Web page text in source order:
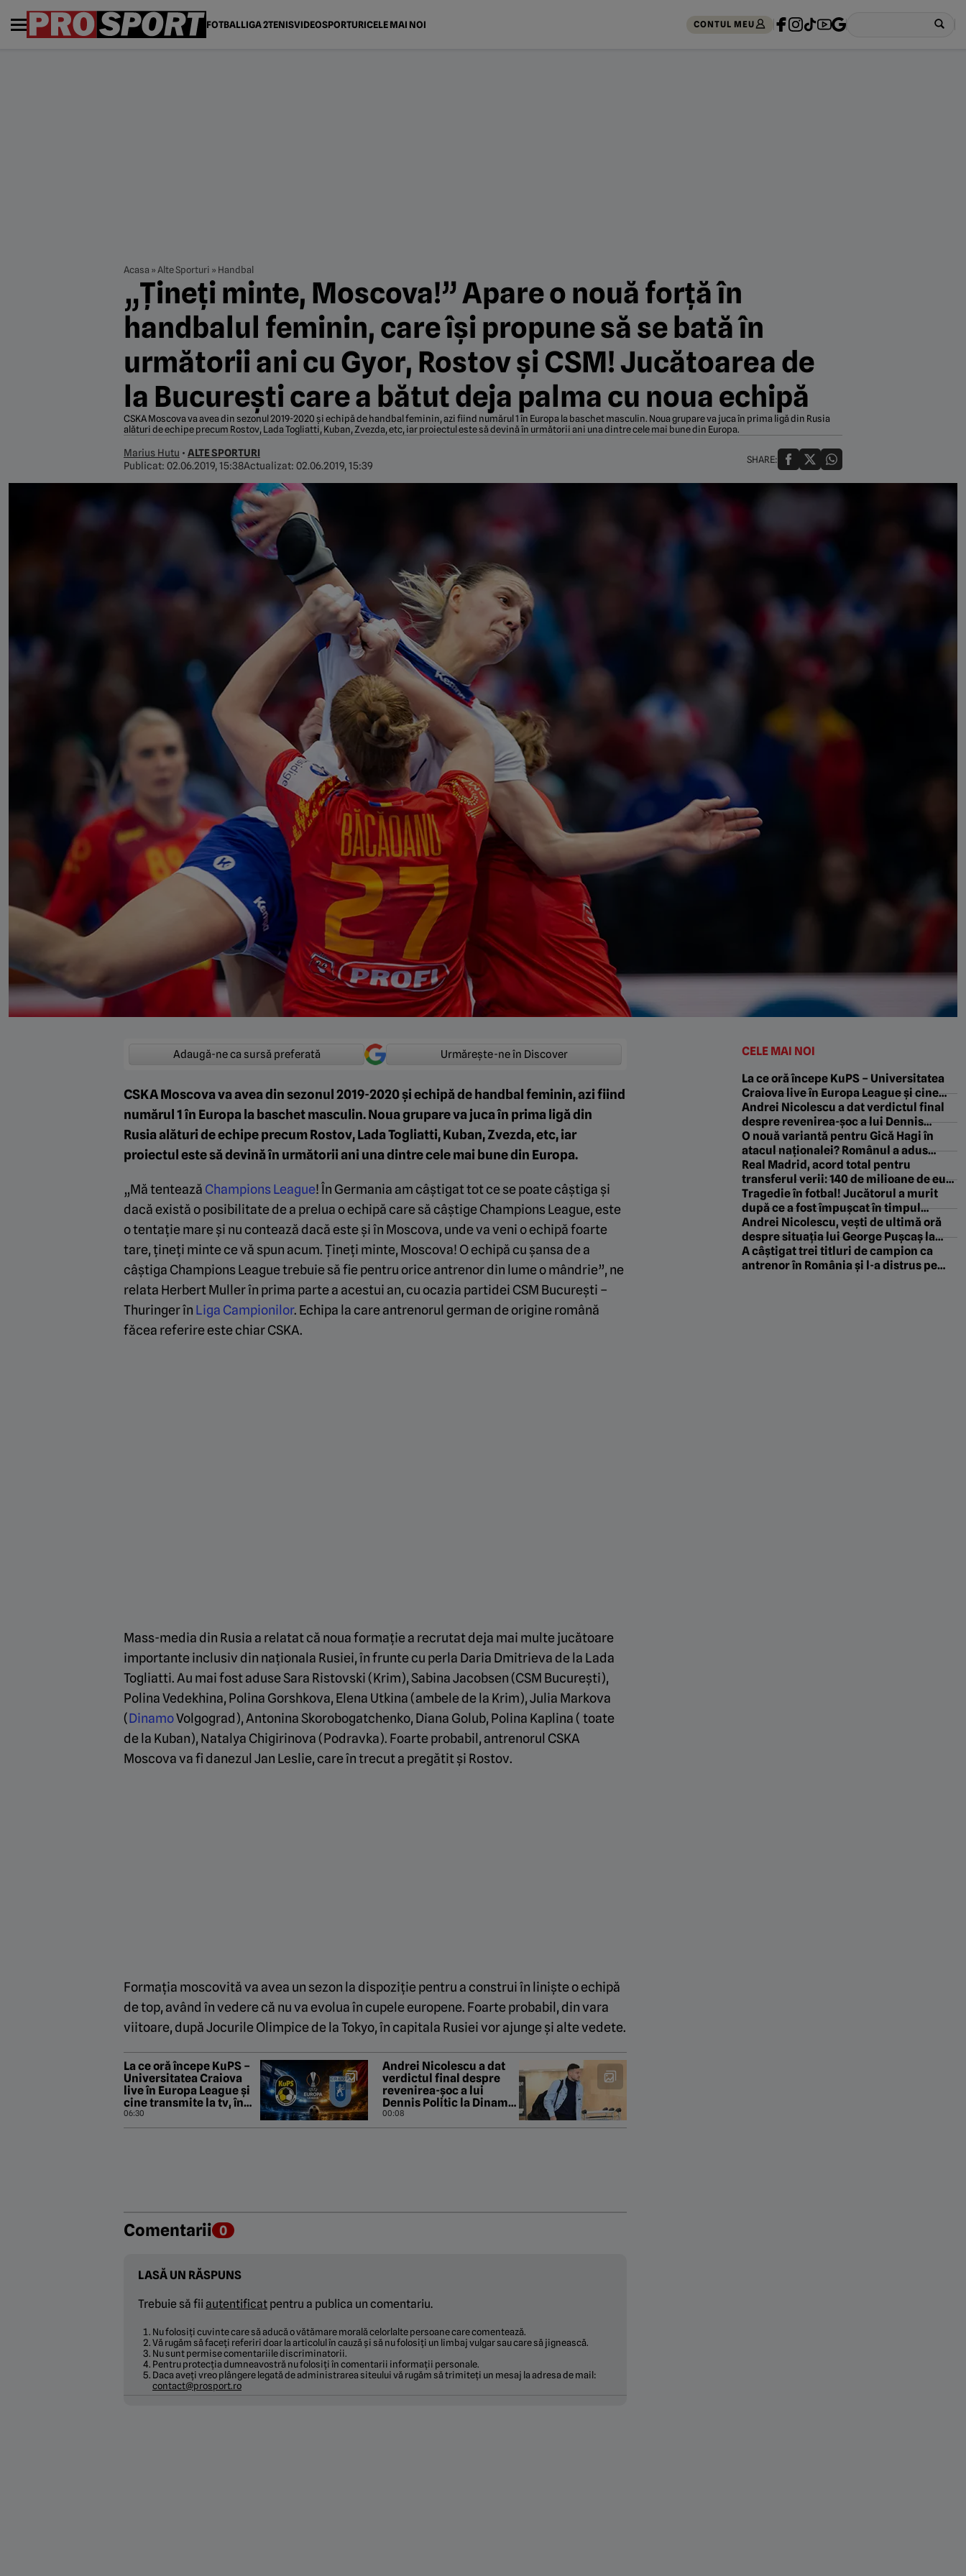
FOTBALLIGA 2TENISVIDEOSPORTURICELE MAI NOI CONTUL MEU
Acasa »Alte Sporturi » Handbal
„Țineți minte, Moscova!” Apare o nouă forță în
handbalul feminin, care își propune să se bată în
următorii ani cu Gyor, Rostov și CSM! Jucătoarea de
la București care a bătut deja palma cu noua echipă
CSKA Moscova va avea din sezonul 2019-2020 și echipă de handbal feminin, azi fiind numărul 1 în Europa la baschet masculin. Noua grupare va juca în prima ligă din Rusia
alături de echipe precum Rostov, Lada Togliatti, Kuban, Zvezda, etc, iar proiectul este să devină în următorii ani una dintre cele mai bune din Europa.
Marius Hutu • ALTE SPORTURI
Publicat: 02.06.2019, 15:38Actualizat: 02.06.2019, 15:39
SHARE:
Adaugă-ne ca sursă preferată Urmărește-ne în Discover
CSKA Moscova va avea din sezonul 2019-2020 și echipă de handbal feminin, azi fiind
numărul 1 în Europa la baschet masculin. Noua grupare va juca în prima ligă din
Rusia alături de echipe precum Rostov, Lada Togliatti, Kuban, Zvezda, etc, iar
proiectul este să devină în următorii ani una dintre cele mai bune din Europa.
„Mă tentează Champions League! În Germania am câștigat tot ce se poate câștiga și
dacă există o posibilitate de a prelua o echipă care să câștige Champions League, este
o tentație mare și nu contează dacă este și în Moscova, unde va veni o echipă foarte
tare, țineți minte ce vă spun acum. Țineți minte, Moscova! O echipă cu șansa de a
câștiga Champions League trebuie să fie pentru orice antrenor din lume o mândrie”, ne
relata Herbert Muller în prima parte a acestui an, cu ocazia partidei CSM București –
Thuringer în Liga Campionilor. Echipa la care antrenorul german de origine română
făcea referire este chiar CSKA.
Mass-media din Rusia a relatat că noua formație a recrutat deja mai multe jucătoare
importante inclusiv din naționala Rusiei, în frunte cu perla Daria Dmitrieva de la Lada
Togliatti. Au mai fost aduse Sara Ristovski (Krim), Sabina Jacobsen (CSM București),
Polina Vedekhina, Polina Gorshkova, Elena Utkina (ambele de la Krim), Julia Markova
(DinamoVolgograd), Antonina Skorobogatchenko, Diana Golub, Polina Kaplina ( toate
de la Kuban), Natalya Chigirinova (Podravka). Foarte probabil, antrenorul CSKA
Moscova va fi danezul Jan Leslie, care în trecut a pregătit și Rostov.
Formația moscovită va avea un sezon la dispoziție pentru a construi în liniște o echipă
de top, având în vedere că nu va evolua în cupele europene. Foarte probabil, din vara
viitoare, după Jocurile Olimpice de la Tokyo, în capitala Rusiei vor ajunge și alte vedete.
La ce oră începe KuPS –
Universitatea Craiova
live în Europa League și
cine transmite la tv, în
ghidul complet al
partidei de azi
06:30
Andrei Nicolescu a dat
verdictul final despre
revenirea-șoc a lui
Dennis Politic la Dinamo:
„Asta vrem noi!”
00:08
Comentarii 0
LASĂ UN RĂSPUNS
Trebuie să fii autentificat pentru a publica un comentariu.
Nu folosiți cuvinte care să aducă o vătămare morală celorlalte persoane care comentează.
Vă rugăm să faceți referiri doar la articolul în cauză și să nu folosiți un limbaj vulgar sau care să jignească.
Nu sunt permise comentariile discriminatorii.
Pentru protecția dumneavostră nu folosiți în comentarii informații personale.
Daca aveți vreo plângere legată de administrarea siteului vă rugăm să trimiteți un mesaj la adresa de mail:
contact@prosport.ro
CELE MAI NOI
La ce oră începe KuPS – Universitatea
Craiova live în Europa League și cine
transmite la tv, în ghidul complet al
partidei de azi
Andrei Nicolescu a dat verdictul final
despre revenirea-șoc a lui Dennis
Politic la Dinamo: „Asta vrem noi!”
O nouă variantă pentru Gică Hagi în
atacul naționalei? Românul a adus
victoria echipei sale în Europa League
Real Madrid, acord total pentru
transferul verii: 140 de milioane de euro
sumă de transfer și contract pe 5 ani!
Tragedie în fotbal! Jucătorul a murit
după ce a fost împușcat în timpul
meciului
Andrei Nicolescu, vești de ultimă oră
despre situația lui George Pușcaș la
Dinamo: „A avut niște complicații!”
A câștigat trei titluri de campion ca
antrenor în România și l-a distrus pe